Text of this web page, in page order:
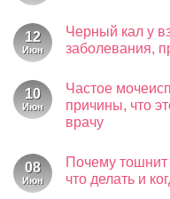
записи
Профпатолог:
что
что
смотрит
и
что
мужчин
12
Июн
Черный кал у
заболевания,
записи
Черный
кал
у
признак
какого
заболевания,
10
Июн
Частое
причины, что
врачу
записи
Частое
мочеиспускание
08
Июн
Почему
что делать и